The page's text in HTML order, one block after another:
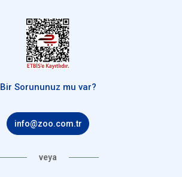
Bir Sorununuz mu var?
info@zoo.com.tr
veya